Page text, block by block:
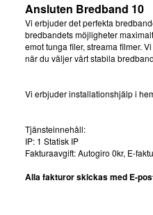
Ansluten Bredband 10
Vi erbjuder det perfekta
bredbandets möjligheter
emot tunga filer, streama filmer.
när du väljer vårt stabila
Vi erbjuder installationshjälp i
Tjänsteinnehåll:
IP: 1 Statisk IP
Fakturaavgift: Autogiro 0kr, E-
Alla fakturor skickas med E-